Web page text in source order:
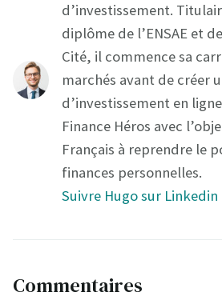
d’investissement.
diplôme de l’ENSAE et
Cité, il commence sa
marchés avant de créer
d’investissement en
Finance Héros avec
Français à reprendre le
finances personnelles.
Suivre Hugo sur Linkedin
Commentaires